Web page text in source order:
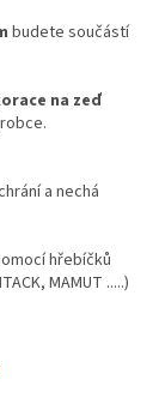
budete součástí
na zeď
a nechá
hřebíčků
MAMUT .....)